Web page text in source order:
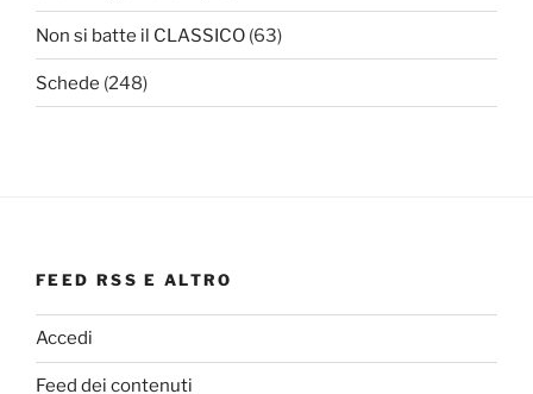
Non si batte il CLASSICO (63)
Schede (248)
FEED RSS E ALTRO
Accedi
Feed dei contenuti